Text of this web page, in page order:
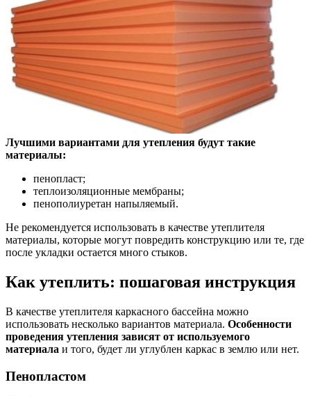
Лучшими вариантами для утепления будут такие
материалы:
пенопласт;
теплоизоляционные мембраны;
пенополиуретан напыляемый.
Не рекомендуется использовать в качестве утеплителя
материалы, которые могут повредить конструкцию или те, где
после укладки остается много стыков.
Как утеплить: пошаговая инструкция
В качестве утеплителя каркасного бассейна можно
использовать несколько вариантов материала. Особенности
проведения утепления зависят от используемого
материала и того, будет ли углублен каркас в землю или нет.
Пенопластом